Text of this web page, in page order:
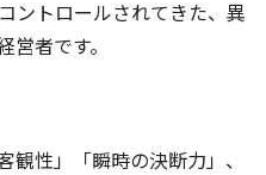
ントロールされてきた、異
営者です。
観性」「瞬時の決断力」、